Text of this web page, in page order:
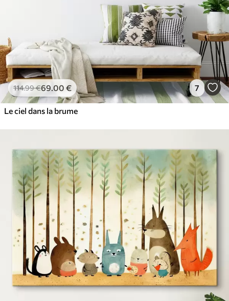
114.99€69 .00 € 7
Le ciel dans la brume